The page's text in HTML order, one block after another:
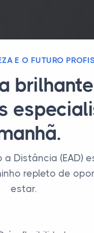
E O FUTURO
Distância
repleto de
estar.